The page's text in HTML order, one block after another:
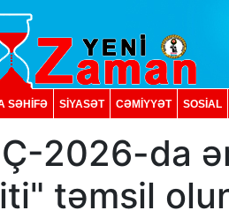
SƏHİFƏ SİYASƏT CƏMİYYƏT SOSIAL
2026-da
təmsil